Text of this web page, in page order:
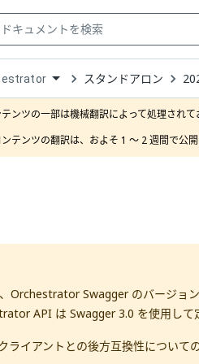
スタンドアロン
ンツの一部は機械翻訳によって処理され
テンツの翻訳は、およそ 1 ～ 2 週間で公開
Orchestrator Swagger のバージョ
API は Swagger 3.0 を使用して
ライアントとの後方互換性について